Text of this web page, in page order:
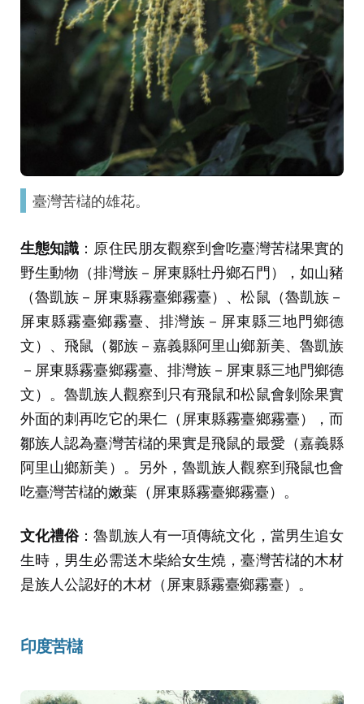
臺灣苦櫧的雄花。
生態知識 ：原住民朋友觀察到會吃臺灣苦櫧果實的
野生動物（排灣族－屏東縣牡丹鄉石門），如山豬
（魯凱族－屏東縣霧臺鄉霧臺）、松鼠（魯凱族－
屏東縣霧臺鄉霧臺、排灣族－屏東縣三地門鄉德
文）、飛鼠（鄒族－嘉義縣阿里山鄉新美、魯凱族
－屏東縣霧臺鄉霧臺、排灣族－屏東縣三地門鄉德
文）。魯凱族人觀察到只有飛鼠和松鼠會剝除果實
外面的刺再吃它的果仁（屏東縣霧臺鄉霧臺），而
鄒族人認為臺灣苦櫧的果實是飛鼠的最愛（嘉義縣
阿里山鄉新美）。另外，魯凱族人觀察到飛鼠也會
吃臺灣苦櫧的嫩葉（屏東縣霧臺鄉霧臺）。
文化禮俗：魯凱族人有一項傳統文化，當男生追女
生時，男生必需送木柴給女生燒，臺灣苦櫧的木材
是族人公認好的木材（屏東縣霧臺鄉霧臺）。
印度苦櫧